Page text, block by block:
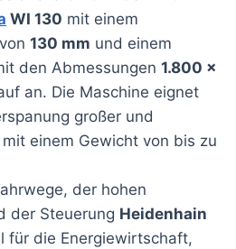
WI 130 mit einem
130 mm und einem
den Abmessungen 1.800 ×
an. Die Maschine eignet
großer und
einem Gewicht von bis zu
der hohen
der Steuerung Heidenhain
für die Energiewirtschaft,